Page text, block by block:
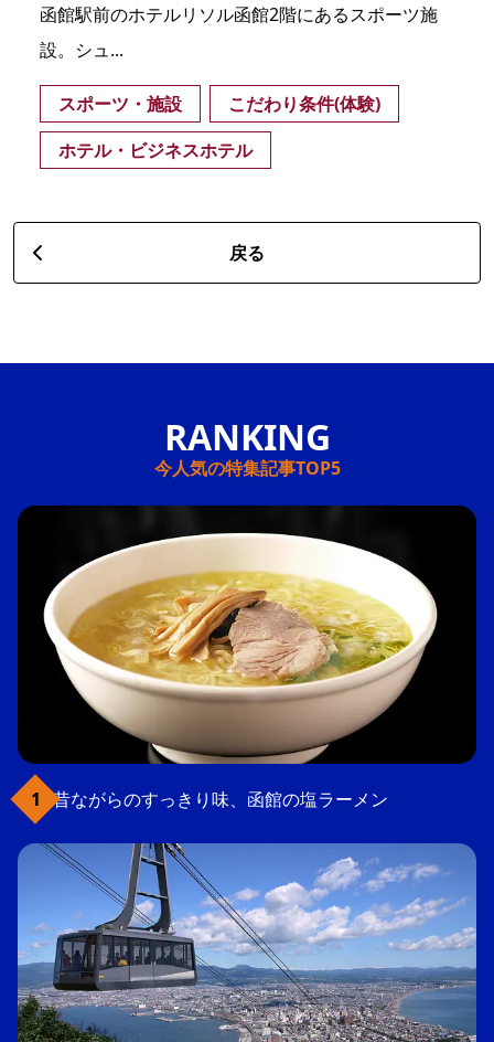
函館駅前のホテルリソル函館2階にあるスポーツ施
設。シュ...
スポーツ・施設
こだわり条件(体験)
ホテル・ビジネスホテル
戻る
今人気の特集記事TOP5
昔ながらのすっきり味、函館の塩ラーメン